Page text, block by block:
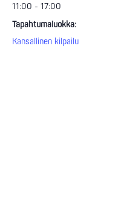
11:00 - 17:00
Tapahtumaluokka:
Kansallinen kilpailu